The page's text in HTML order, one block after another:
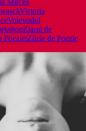
Mircea
Victoria
Voievodul
Ziarul de
PoezieiZilele de Poezie